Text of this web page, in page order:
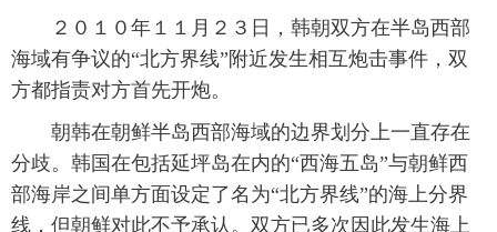
２０１０年１１月２３日，韩朝双方在半岛西部
海域有争议的“北方界线”附近发生相互炮击事件，双
方都指责对方首先开炮。
朝韩在朝鲜半岛西部海域的边界划分上一直存在
分歧。韩国在包括延坪岛在内的“西海五岛”与朝鲜西
部海岸之间单方面设定了名为“北方界线”的海上分界
线，但朝鲜对此不予承认。双方已多次因此发生海上